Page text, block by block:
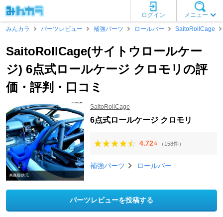
メニュー
ログイン
みんカラ
パーツレビュー 補強パーツ ロールバー SaitoRollCage
SaitoRollCage(サイトウロールケー
ジ) 6点式ロールケージ クロモリの評
価・評判・口コミ
画像提供元
SaitoRollCage
6点式ロールケージ クロモリ
4.72点 （158件）
補強パーツ ロールバー
パーツレビューを投稿する